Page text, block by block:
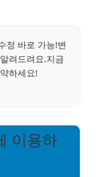
정 바로 가능!변
려드려요.지금
하세요!
이용하